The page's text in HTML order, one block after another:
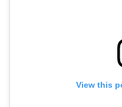
View this